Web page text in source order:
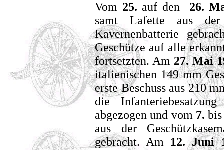
Vom 25. auf den 26.
samt Lafette aus
Kavernenbatterie
Geschütze auf alle
fortsetzten. Am 27. Mai
italienischen 149 mm
erste Beschuss aus 210
die
abgezogen und vom 7.
aus der
gebracht. Am 12. Juni